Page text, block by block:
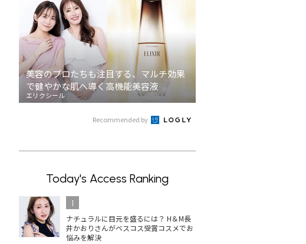
美容のプロたちも注目する、マルチ効果
で健やかな肌へ導く高機能美容液
エリクシール
Recommended by
Today's Access Ranking
1
ナチュラルに目元を盛るには？ H＆M長
井かおりさんがベスコス受賞コスメでお
悩みを解決